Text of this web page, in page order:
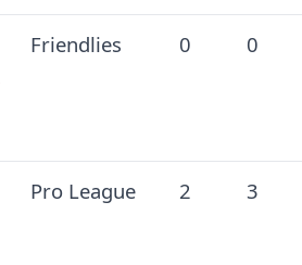
Friendlies 0 0
Pro League 2 3